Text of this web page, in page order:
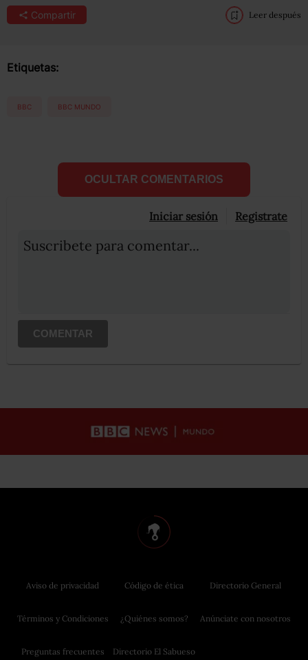
Compartir Leer después
Etiquetas:
BBC BBC MUNDO
OCULTAR COMENTARIOS
Iniciar sesión Registrate
Suscribete para comentar...
COMENTAR
Aviso de privacidad
Términos y Condiciones
Preguntas frecuentes
Código de ética
¿Quiénes somos?
Directorio El Sabueso
Directorio General
Anúnciate con nosotros